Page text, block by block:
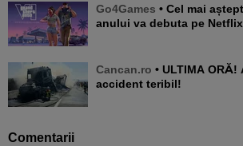
Go4Games • Cel mai așteptat joc video al
anului va debuta pe Netflix
Cancan.ro • ULTIMA ORĂ! A murit într-un
accident teribil!
Comentarii